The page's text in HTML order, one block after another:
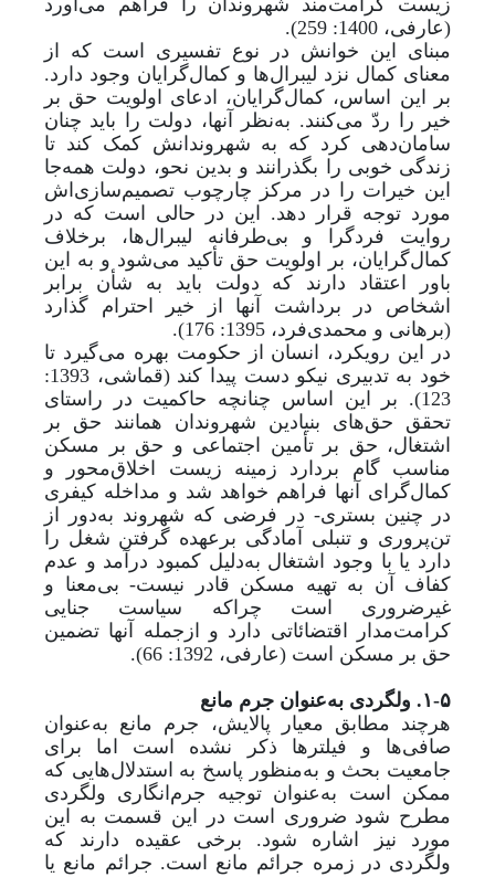
زیست کرامت‌مند شهروندان را فراهم می‌آورد
(عارفی، 1400: 259).
مبنای این خوانش در نوع تفسیری است که از
معنای کمال نزد لیبرال‌ها و کمال‌گرایان وجود دارد.
بر این اساس، کمال‌گرایان، ادعای اولویت حق بر
خیر را ردّ می‌کنند. به‌نظر آنها، دولت را باید چنان
سامان‌دهی کرد که به شهروندانش کمک کند تا
زندگی خوبی را بگذرانند و بدین نحو، دولت همهجا
این خیرات را در مرکز چارچوب تصمیم‌سازی‌اش
مورد توجه قرار دهد. این در حالی است که در
روایت فردگرا و بی‌طرفانه‌ لیبرال‌ها، برخلاف
کمال‌گرایان، بر اولویت حق تأکید می‌شود و به این
باور اعتقاد دارند که دولت باید به شأن برابر
اشخاص در برداشت آنها از خیر احترام گذارد
(برهانی و محمدی‌فرد، 1395: 176).
در این رویکرد، انسان از حکومت بهره می‌گیرد تا
خود به تدبیری نیکو دست پیدا کند (قماشی، 1393:
123). بر این اساس چنانچه حاکمیت در راستای
تحقق حق‌های بنیادین شهروندان همانند حق بر
اشتغال، حق بر تأمین اجتماعی و حق بر مسکن
مناسب گام بردارد زمینه زیست اخلاق‌محور و
کمال‌گرای آنها فراهم خواهد شد و مداخله کیفری
در چنین بستری- در فرضی که شهروند بهدور از
تن‌پروری و تنبلی آمادگی برعهده گرفتن شغل را
دارد یا با وجود اشتغال بهدلیل کمبود درآمد و عدم
کفاف آن به تهیه مسکن قادر نیست- بی‌معنا و
غیرضروری است چراکه سیاست جنایی
کرامت‌مدار اقتضائاتی دارد و ازجمله آنها تضمین
حق بر مسکن است (عارفی، 1392: 66).
۱-۵. ولگردی به
عنوان جرم مانع
هرچند مطابق معیار پالایش، جرم مانع بهعنوان
صافی‌ها و فیلترها ذکر نشده است اما برای
جامعیت بحث و بهمنظور پاسخ به استدلال‌هایی که
ممکن است بهعنوان توجیه جرم‌انگاری ولگردی
مطرح شود ضروری است در این قسمت به این
مورد نیز اشاره شود. برخی عقیده دارند که
ولگردی در زمره جرائم مانع است. جرائم مانع یا